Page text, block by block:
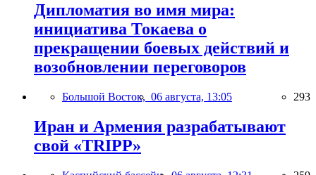
Дипломатия во имя мира:
инициатива Токаева о
прекращении боевых действий и
возобновлении переговоров
Большой Восток, 06 августа, 13:05 293
Иран и Армения разрабатывают
свой «TRIPP»